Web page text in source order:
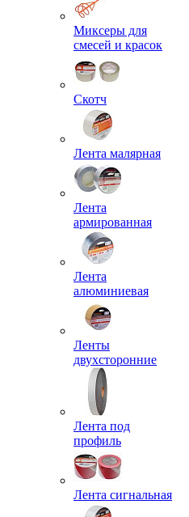
Миксеры для
смесей и красок
Скотч
Лента малярная
Лента
армированная
Лента
алюминиевая
Ленты
двухсторонние
Лента под
профиль
Лента сигнальная